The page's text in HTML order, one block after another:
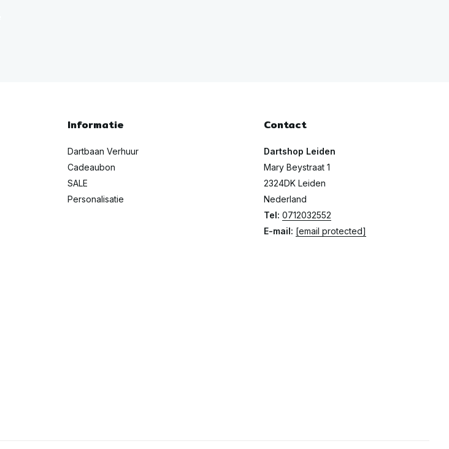
Informatie
Dartbaan Verhuur
Cadeaubon
SALE
Personalisatie
Contact
Dartshop Leiden
Mary Beystraat 1
2324DK Leiden
Nederland
Tel: 0712032552
E-mail: [email protected]